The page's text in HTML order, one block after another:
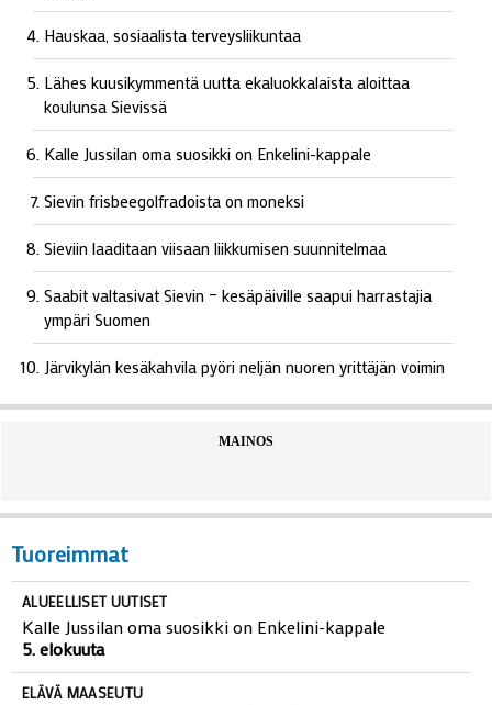
Hauskaa, sosiaalista terveysliikuntaa
Lähes kuusikymmentä uutta ekaluokkalaista aloittaa
koulunsa Sievissä
Kalle Jussilan oma suosikki on Enkelini-kappale
Sievin frisbeegolfradoista on moneksi
Sieviin laaditaan viisaan liikkumisen suunnitelmaa
Saabit valtasivat Sievin – kesäpäiville saapui harrastajia
ympäri Suomen
Järvikylän kesäkahvila pyöri neljän nuoren yrittäjän voimin
MAINOS
Tuoreimmat
ALUEELLISET UUTISET
Kalle Jussilan oma suosikki on Enkelini-kappale
5. elokuuta
ELÄVÄ MAASEUTU